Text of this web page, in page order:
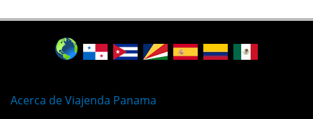
Acerca de Viajenda Panama